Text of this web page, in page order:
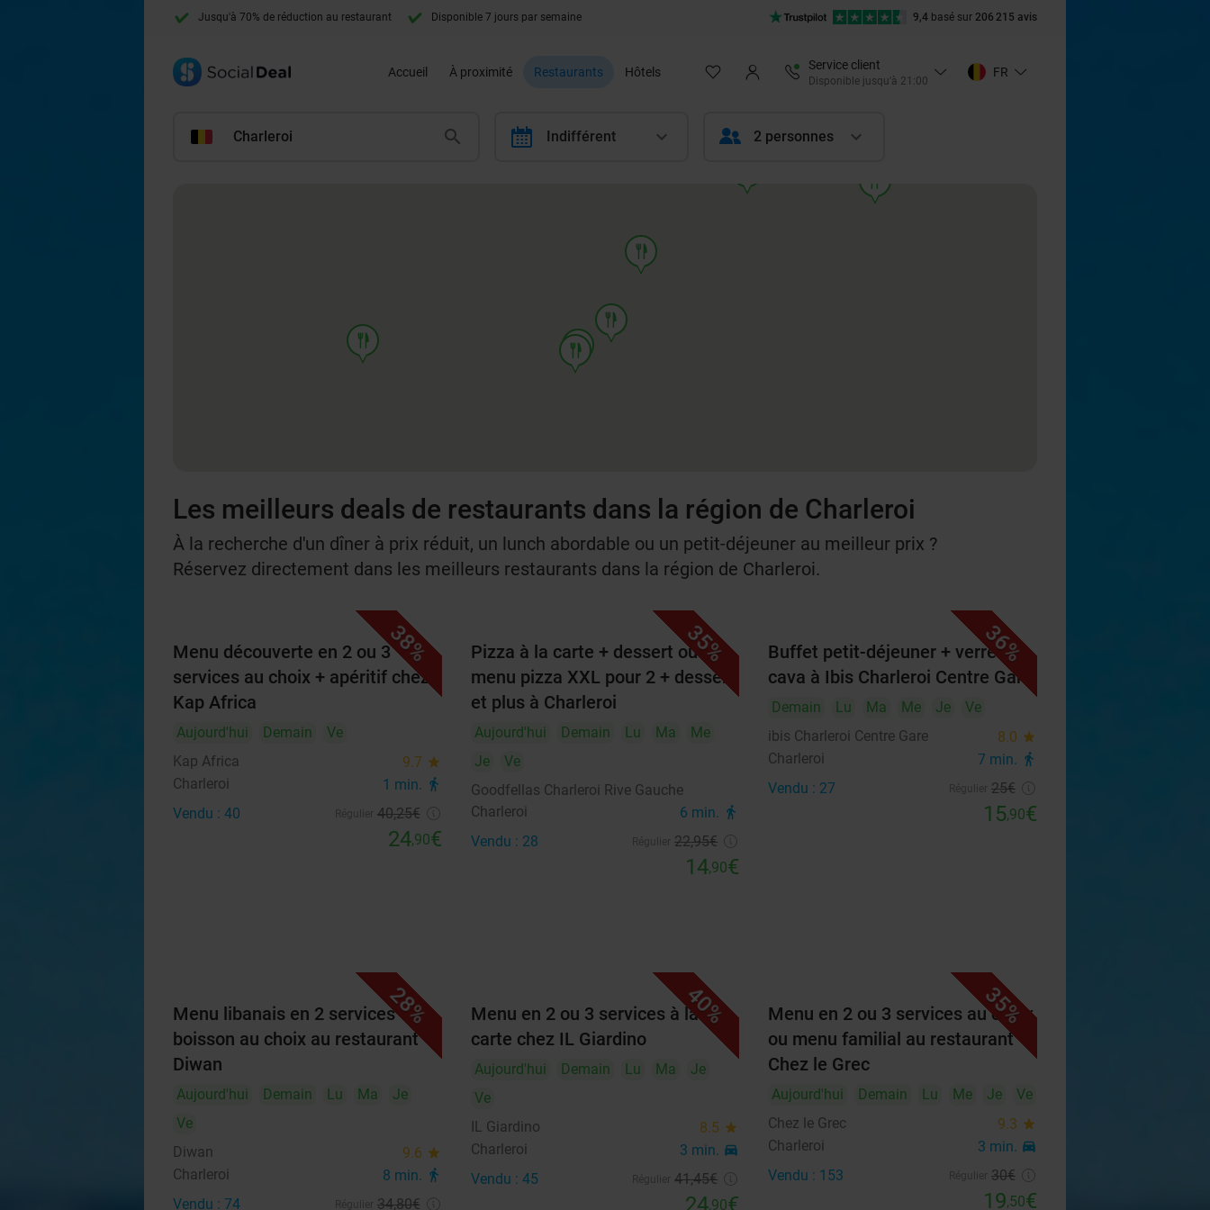
Jusqu'à 70% de réduction au restaurant
Disponible 7 jours par semaine
9,4 basé sur 206 215 avis
Accueil À proximité Restaurants Hôtels
Service client
Disponible jusqu'à 21:00
FR
Charleroi calendar Indifférent 2 personnes
food
food
food
food
food
food
Les meilleurs deals de restaurants dans la région de Charleroi
À la recherche d'un dîner à prix réduit, un lunch abordable ou un petit-déjeuner au meilleur prix ?
Réservez directement dans les meilleurs restaurants dans la région de Charleroi.
38%
Menu découverte en 2 ou 3
services au choix + apéritif chez
Kap Africa
Aujourd'hui Demain
Ve
Kap Africa
9.7 star
Charleroi 1 min. directions_walk
Vendu : 40 40,25€
24,90€
35%
Pizza à la carte + dessert ou
menu pizza XXL pour 2 + dessert
et plus à Charleroi
Aujourd'hui Demain Lu Ma
Me
Je
Ve
Goodfellas Charleroi Rive Gauche
Charleroi
6 min. directions_walk
Vendu : 28 22,95€
14,90€
36%
Buffet petit-déjeuner + verre de
cava à Ibis Charleroi Centre Gare
Demain Lu Ma Me Je
Ve
ibis Charleroi Centre Gare
8.0 star
Charleroi 7 min. directions_walk
Vendu : 27 25€
15,90€
28%
Menu libanais en 2 services +
boisson au choix au restaurant
Diwan
Aujourd'hui Demain Lu Ma
Je
Ve
Diwan
9.6 star
Charleroi 8 min. directions_walk
Vendu : 74 34,80€
40%
Menu en 2 ou 3 services à la
carte chez IL Giardino
Aujourd'hui Demain Lu Ma
Je
Ve
IL Giardino
8.5 star
Charleroi 3 min. directions_car
Vendu : 45 41,45€
24,90€
35%
Menu en 2 ou 3 services au choix
ou menu familial au restaurant
Chez le Grec
Aujourd'hui Demain Lu Me Je
Ve
Chez le Grec
9.3 star
Charleroi 3 min. directions_car
Vendu : 153 30€
19,50€